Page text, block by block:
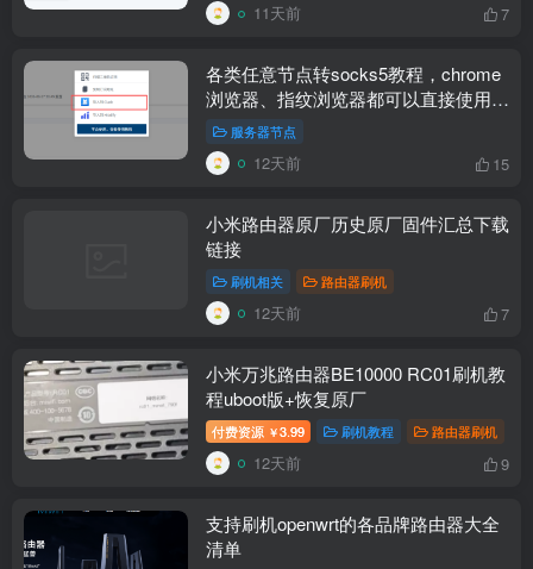
11天前 7
各类任意节点转socks5教程，chrome
浏览器、指纹浏览器都可以直接使用每
个窗口一个独立海外原生IP
服务器节点
12天前 15
小米路由器原厂历史原厂固件汇总下载
链接
刷机相关 路由器刷机
12天前 7
小米万兆路由器BE10000 RC01刷机教
程uboot版+恢复原厂
付费资源 ￥3.99 刷机教程 路由器刷机
12天前 9
支持刷机openwrt的各品牌路由器大全
清单